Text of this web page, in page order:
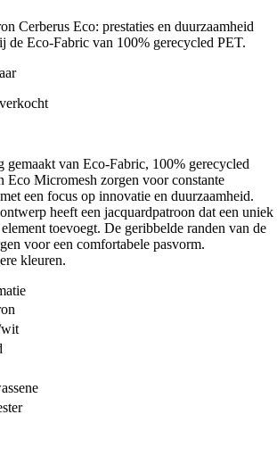
Cerberus Eco: prestaties en duurzaamheid
de Eco-Fabric van 100% gerecycled PET.
gemaakt van Eco-Fabric, 100% gerecycled
Eco Micromesh zorgen voor constante
een focus op innovatie en duurzaamheid.
heeft een jacquardpatroon dat een uniek
toevoegt. De geribbelde randen van de
voor een comfortabele pasvorm.
kleuren.